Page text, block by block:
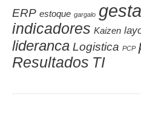
ERP estoque gargalo
indicadores Kaizen
lideranca Logistica PCP
Resultados TI